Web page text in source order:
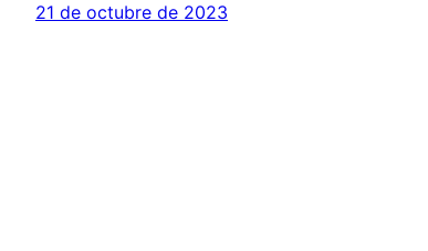
21 de octubre de 2023